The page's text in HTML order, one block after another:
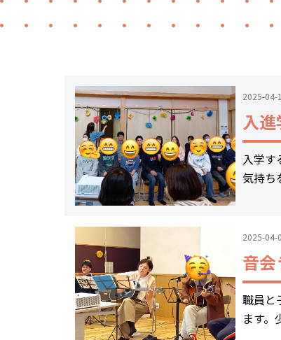
2025-04-
入
入学す
気持ち
2025-04-
音
職員と
ます。